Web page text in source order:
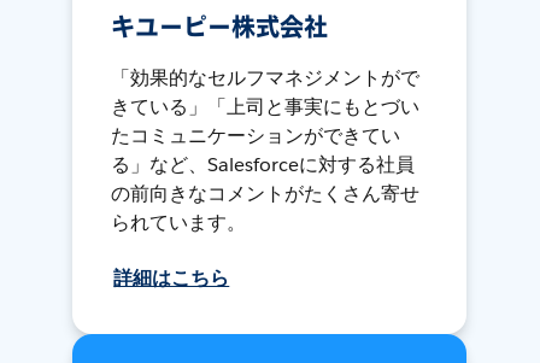
キユーピー株式会社
「効果的なセルフマネジメントがで
きている」「上司と事実にもとづい
たコミュニケーションができてい
る」など、Salesforceに対する社員
の前向きなコメントがたくさん寄せ
られています。
詳細はこちら